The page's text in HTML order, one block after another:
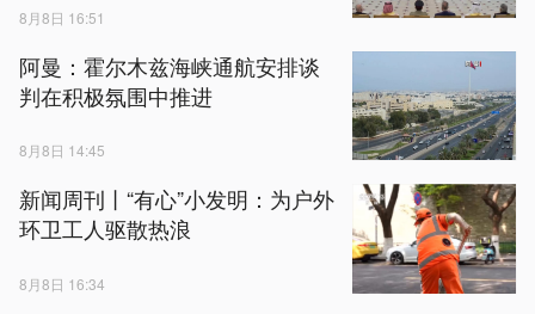
8月8日 16:51
阿曼：霍尔木兹海峡通航安排谈
判在积极氛围中推进
8月8日 14:45
新闻周刊丨“有心”小发明：为户外
环卫工人驱散热浪
8月8日 16:34